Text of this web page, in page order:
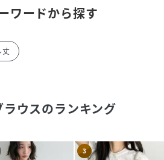
ワードから探す
丈
ウスのランキング
3